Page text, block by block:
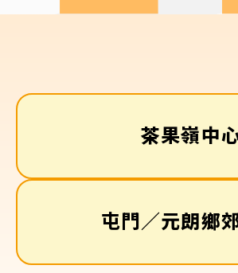
茶果嶺中
屯門／元朗鄉